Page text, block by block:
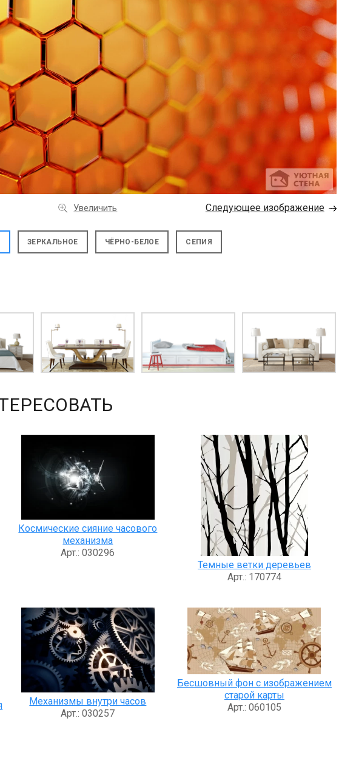
Увеличить Следующее изображение →
ЗЕРКАЛЬНОЕ ЧЁРНО-БЕЛОЕ СЕПИЯ
Космические сияние часового
механизма
Арт.: 030296
Темные ветки деревьев
Арт.: 170774
Механизмы внутри часов
Арт.: 030257
Бесшовный фон с изображением
старой карты
Арт.: 060105